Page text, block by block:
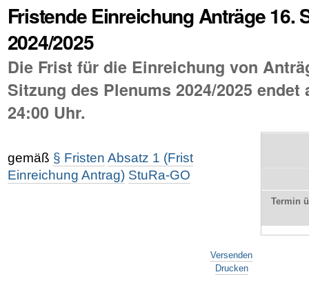
Fristende Einreichung Anträge 16.
2024/2025
Die Frist für die Einreichung von
Sitzung des Plenums 2024/2025 endet
24:00 Uhr.
Termin
gemäß § Fristen Absatz 1 (Frist
Einreichung Antrag) StuRa-GO
Versenden
Drucken